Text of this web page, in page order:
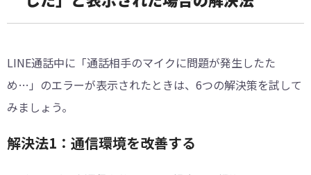
LINE通話中に「通話相手のマイクに問題が発生したた
め…」のエラーが表示されたときは、6つの解決策を試して
みましょう。
解決法1：通信環境を改善する